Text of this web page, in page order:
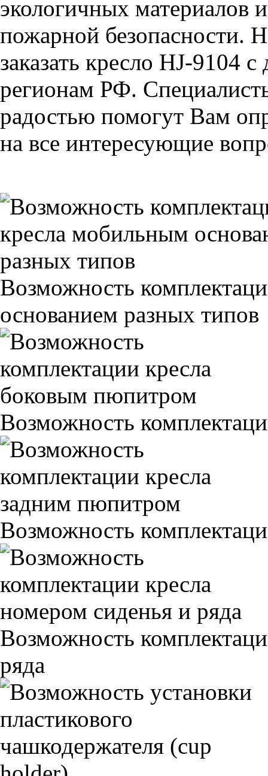
экологичных материалов
пожарной безопасности.
заказать кресло HJ-9104
регионам РФ.
радостью помогут Вам
на все интересующие
Возможность
основанием разных типов
Возможность
Возможность
Возможность
ряда